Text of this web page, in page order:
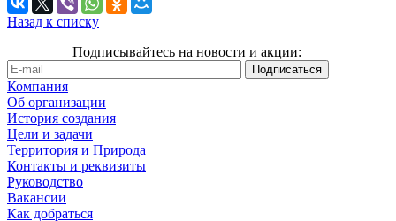
Назад к списку
Подписывайтесь на новости и акции:
Компания
Об организации
История создания
Цели и задачи
Территория и Природа
Контакты и реквизиты
Руководство
Вакансии
Как добраться